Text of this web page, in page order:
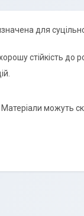
для
стійкість до
Матеріали